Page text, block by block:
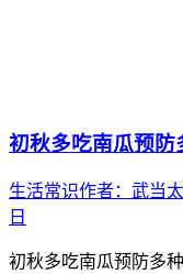
初秋多吃南瓜预防
生活常识作者： 武当
日
初秋多吃南瓜预防多